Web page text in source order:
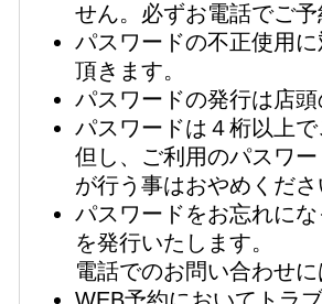
せん。必ずお電話でご予
パスワードの不正使用
頂きます。
パスワードの発行は店頭
パスワードは４桁以上
但し、ご利用のパスワ
が行う事はおやめくださ
パスワードをお忘れに
を発行いたします。
電話でのお問い合わせ